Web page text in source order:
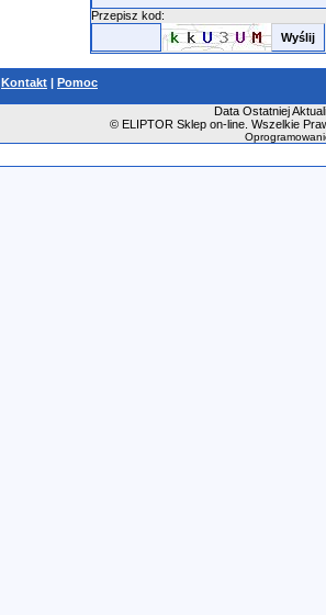
Przepisz kod:
Kontakt | Pomoc
Data Ostatniej
©ELIPTOR Sklep on-line. Wszelkie